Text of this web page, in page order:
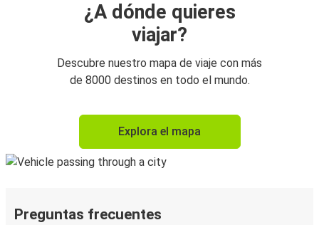
¿A dónde quieres
viajar?
Descubre nuestro mapa de viaje con más
de 8000 destinos en todo el mundo.
Explora el mapa
Preguntas frecuentes